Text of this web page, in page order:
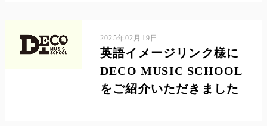
2025年02月19日
英語イメージリンク様に
DECO MUSIC SCHOOL
をご紹介いただきました